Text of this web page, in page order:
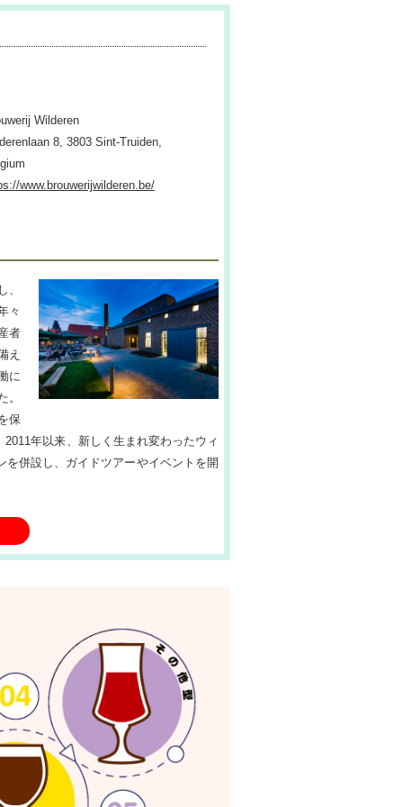
Wilderen
8, 3803 Sint-Truiden,
www.brouwerijwilderen.be/
、
々
者
え
に
。
保
年以来、新しく生まれ変わったウィ
併設し、ガイドツアーやイベントを開